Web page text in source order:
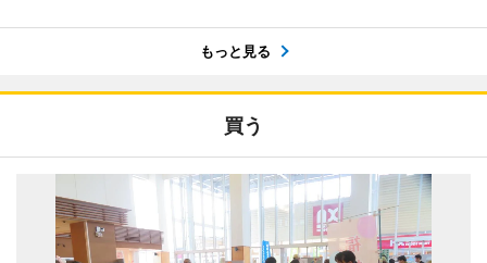
もっと見る
買う